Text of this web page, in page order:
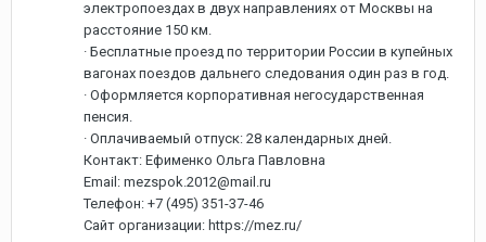
электропоездах в двух направлениях от Москвы на
расстояние 150 км.
· Бесплатные проезд по территории России в купейных
вагонах поездов дальнего следования один раз в год.
· Оформляется корпоративная негосударственная
пенсия.
· Оплачиваемый отпуск: 28 календарных дней.
Контакт: Ефименко Ольга Павловна
Email: mezspok.2012@mail.ru
Телефон: +7 (495) 351-37-46
Сайт организации: https://mez.ru/